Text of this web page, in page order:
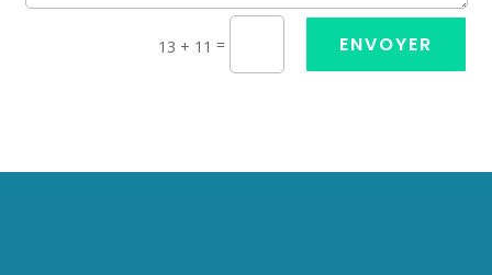
13 + 11 = ENVOYER